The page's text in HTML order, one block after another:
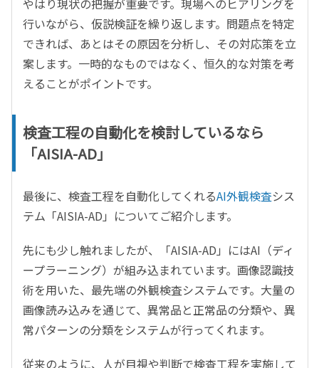
行いながら、仮説検証を繰り返します。問題点を特定
できれば、あとはその原因を分析し、その対応策を立
案します。一時的なものではなく、恒久的な対策を考
えることがポイントです。
検査工程の自動化を検討しているなら
「AISIA-AD」
最後に、検査工程を自動化してくれるAI外観検査シス
テム「AISIA-AD」についてご紹介します。
先にも少し触れましたが、「AISIA-AD」にはAI（ディ
ープラーニング）が組み込まれています。画像認識技
術を用いた、最先端の外観検査システムです。大量の
画像読み込みを通じて、異常品と正常品の分類や、異
常パターンの分類をシステムが行ってくれます。
従来のように、人が目視や判断で検査工程を実施して